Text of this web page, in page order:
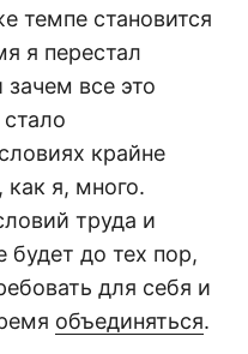
темпе становится
я перестал
все это
крайне
как я, много.
труда и
будет до тех пор,
для себя и
объединяться.